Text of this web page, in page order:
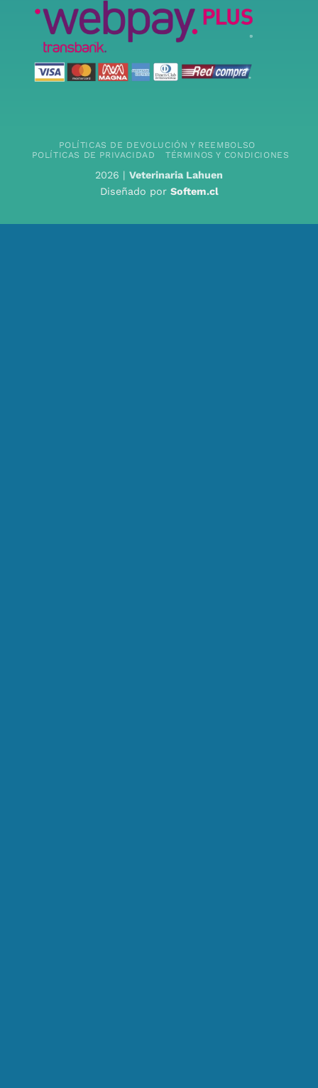
POLÍTICAS DE DEVOLUCIÓN Y REEMBOLSO
POLÍTICAS DE PRIVACIDAD
TÉRMINOS Y CONDICIONES
2026 | Veterinaria Lahuen
Diseñado por Softem.cl